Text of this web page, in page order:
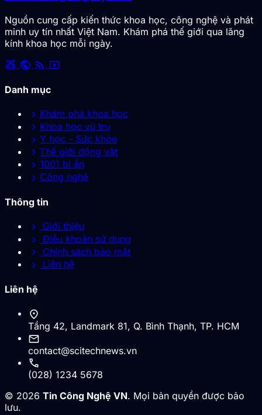
Nguồn cung cấp kiến thức khoa học, công nghệ và phát
minh uy tín nhất Việt Nam. Khám phá thế giới qua lăng
kính khoa học mỗi ngày.
social_leaderboard public rss_feed smart_display
Danh mục
chevron_right Khám phá khoa học
chevron_right Khoa học vũ trụ
chevron_right Y học - Sức khỏe
chevron_right Thế giới động vật
chevron_right 1001 bí ẩn
chevron_right Công nghệ
Thông tin
chevron_right Giới thiệu
chevron_right Điều khoản sử dụng
chevron_right Chính sách bảo mật
chevron_right Liên hệ
Liên hệ
location_on
Tầng 42, Landmark 81, Q. Bình Thạnh, TP. HCM
mail
contact@scitechnews.vn
call
(028) 1234 5678
© 2026 Tin Công Nghệ VN. Mọi bản quyền được bảo
lưu.